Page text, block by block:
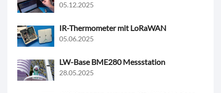
05.12.2025
IR-Thermometer mit LoRaWAN
05.06.2025
LW-Base BME280 Messstation
28.05.2025